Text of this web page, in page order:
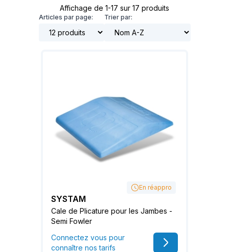
Affichage de 1-17 sur 17 produits
Articles par page: Trier par:
En réappro
SYSTAM
Cale de Plicature pour les Jambes -
Semi Fowler
Connectez vous pour
connaître nos tarifs